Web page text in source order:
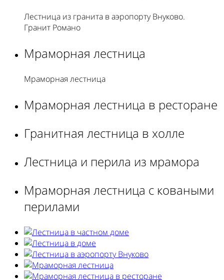
Лестница из гранита в аэропорту Внуково.
Гранит Романо
Мраморная лестница
Мраморная лестница
Мраморная лестница в ресторане
Гранитная лестница в холле
Лестница и перила из мрамора
Мраморная лестница с коваными
перилами